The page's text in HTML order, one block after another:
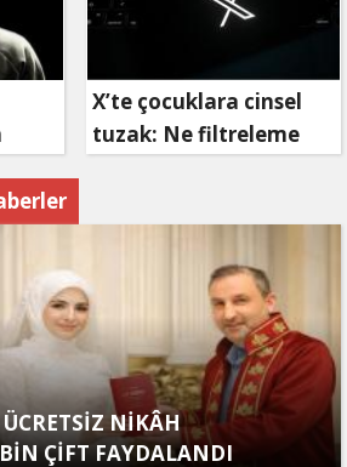
X’te çocuklara cinsel
tuzak: Ne filtreleme
ÜCRETSİZ NİKÂH
ÇİFT FAYDALANDI